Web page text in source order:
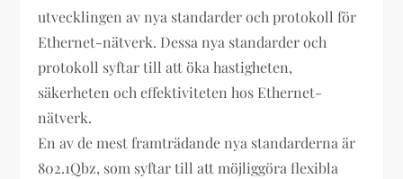
utvecklingen av nya standarder och protokoll för
Ethernet-nätverk. Dessa nya standarder och
protokoll syftar till att öka hastigheten,
säkerheten och effektiviteten hos Ethernet-
nätverk.
En av de mest framträdande nya standarderna är
802.1Qbz, som syftar till att möjliggöra flexibla